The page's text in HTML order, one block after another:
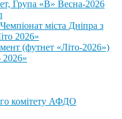
Група «В» Весна-2026
міста Дніпра з
2026»
(футнет «Літо-2026»)
2026»
комітету АФДО